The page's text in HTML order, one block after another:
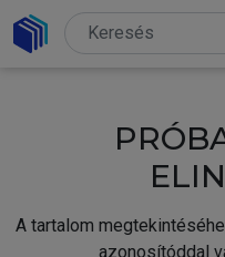
A tartalom
azonosítóddal